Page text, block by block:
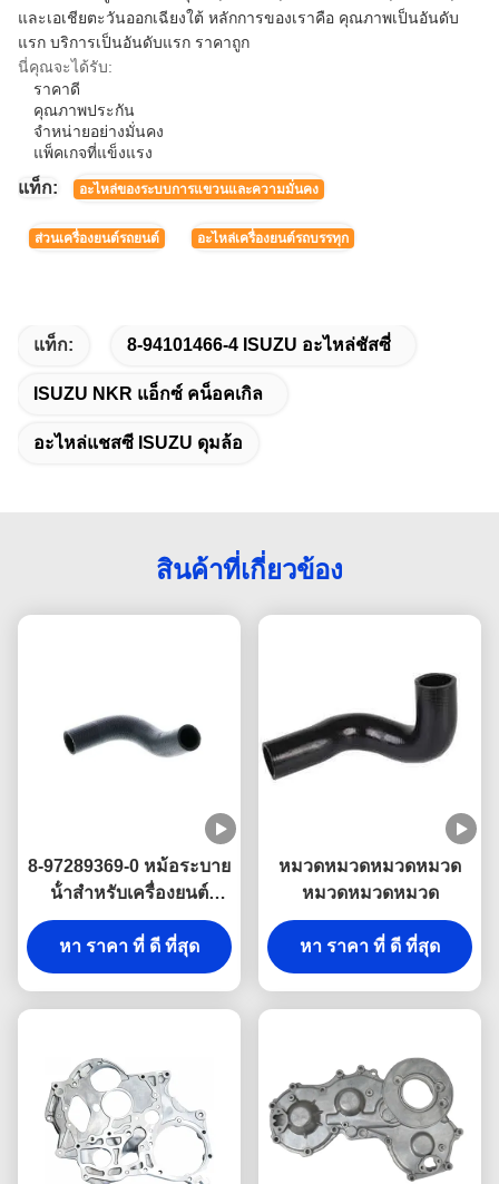
และเอเชียตะวันออกเฉียงใต้ หลักการของเราคือ คุณภาพเป็นอันดับ
แรก บริการเป็นอันดับแรก ราคาถูก
นี่คุณจะได้รับ:
ราคาดี
คุณภาพประกัน
จําหน่ายอย่างมั่นคง
แพ็คเกจที่แข็งแรง
แท็ก: อะไหล่ของระบบการแขวนและความมั่นคง
ส่วนเครื่องยนต์รถยนต์ อะไหล่เครื่องยนต์รถบรรทุก
แท็ก: 8-94101466-4 ISUZU อะไหล่ชัสซี่
ISUZU NKR แอ็กซ์ คน็อคเกิล
อะไหล่แชสซี ISUZU ดุมล้อ
สินค้าที่เกี่ยวข้อง
8-97289369-0 หม้อระบาย
น้ําสําหรับเครื่องยนต์
ISUZU
หา ราคา ที่ ดี ที่สุด
หมวดหมวดหมวดหมวด
หมวดหมวดหมวด
หา ราคา ที่ ดี ที่สุด